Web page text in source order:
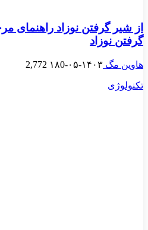
از شیر گرفتن نوزاد راهنمای
گرفتن نوزاد
هاوین مگ ۱۴۰۳-۰۵-۱۸ 0
2,772
تکنولوژی